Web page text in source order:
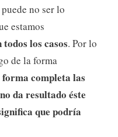
no ser lo
estamos
los casos. Por lo
de la forma
completa las
da resultado éste
que podría